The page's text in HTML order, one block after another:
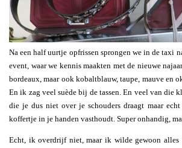
Na een half uurtje opfrissen sprongen we in de taxi
event, waar we kennis maakten met de nieuwe
bordeaux, maar ook kobaltblauw, taupe, mauve en
En ik zag veel suède bij de tassen. En veel van die
die je dus niet over je schouders draagt maar
koffertje in je handen vasthoudt. Super onhandig,
Echt, ik overdrijf niet, maar ik wilde gewoon